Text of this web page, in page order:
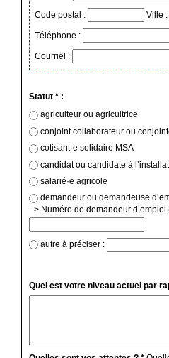
Code postal : Ville :
Téléphone :
Courriel :
Statut * :
agriculteur ou agricultrice
conjoint collaborateur ou
cotisant·e solidaire MSA
salarié·e agricole
demandeur ou demandeuse
-> Numéro de demandeur d’emploi
autre à préciser :
Quel est votre niveau actuel par